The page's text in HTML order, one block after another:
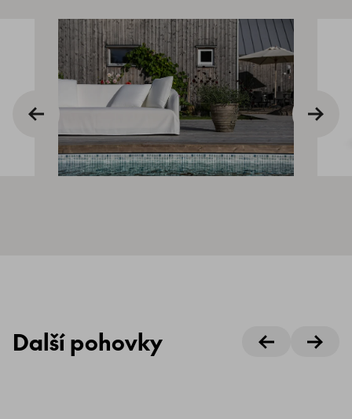
Další pohovky